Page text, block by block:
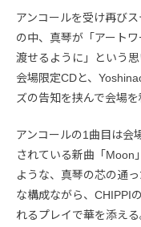
アンコールを受け再び
の中、真琴が「アート
渡せるように」という
会場限定CDと、
ズの告知を挟んで会場を
アンコールの1曲目は会
されている新曲「Moon
ような、真琴の芯の通
な構成ながら、CHIPPI
れるプレイで華を添え